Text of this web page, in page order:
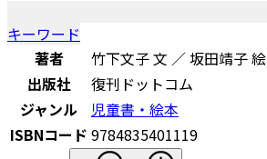
キーワード
著者
竹下文子 文 ／ 坂田靖子 絵
出版社
復刊ドットコム
ジャンル
児童書・絵本
ISBNコード 9784835401119